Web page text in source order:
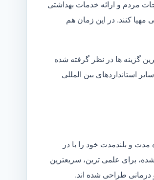
مردم و ارائه خدمات بهداشتی
مهیا کنند. در این زمان هم
گزینه ها در نظر گرفته شده
استانداردهای بین المللی
و بلندمدت خود را با در
برای علمی ترین، سریعترین
درمانی طراحی شده اند.